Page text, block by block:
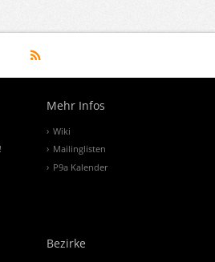
Mehr Infos
Wiki
Mailinglisten
P9a Kalender
Bezirke